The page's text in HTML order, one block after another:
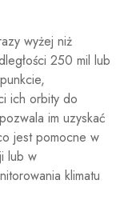
wyżej niż
250 mil lub
ich orbity do
im uzyskać
jest pomocne w
lub w
klimatu